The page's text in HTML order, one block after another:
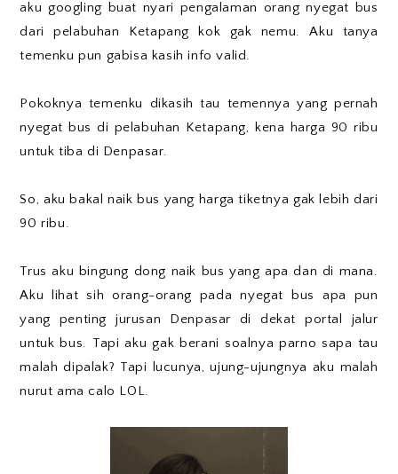
aku googling buat nyari pengalaman orang nyegat bus
dari pelabuhan Ketapang kok gak nemu. Aku tanya
temenku pun gabisa kasih info valid.
Pokoknya temenku dikasih tau temennya yang pernah
nyegat bus di pelabuhan Ketapang, kena harga 90 ribu
untuk tiba di Denpasar.
So, aku bakal naik bus yang harga tiketnya gak lebih dari
90 ribu.
Trus aku bingung dong naik bus yang apa dan di mana.
Aku lihat sih orang-orang pada nyegat bus apa pun
yang penting jurusan Denpasar di dekat portal jalur
untuk bus. Tapi aku gak berani soalnya parno sapa tau
malah dipalak? Tapi lucunya, ujung-ujungnya aku malah
nurut ama calo LOL.